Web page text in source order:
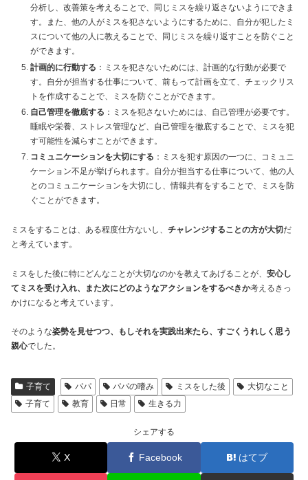
分析し、改善策を考えることで、同じミスを繰り返さないようにできま
す。また、他の人がミスを犯さないようにするために、自分が犯したミ
スについて他の人に教えることで、同じミスを繰り返すことを防ぐこと
ができます。
計画的に行動する ：ミスを犯さないためには、計画的な行動が必要で
す。自分が担当する仕事について、前もって計画を立て、チェックリス
トを作成することで、ミスを防ぐことができます。
自己管理を徹底する ：ミスを犯さないためには、自己管理が必要です。
睡眠や栄養、ストレス管理など、自己管理を徹底することで、ミスを犯
す可能性を減らすことができます。
コミュニケーションを大切にする ：ミスを犯す原因の一つに、コミュニ
ケーション不足が挙げられます。自分が担当する仕事について、他の人
とのコミュニケーションを大切にし、情報共有をすることで、ミスを防
ぐことができます。
ミスをすることは、ある程度仕方ないし、 チャレンジすることの方が大切だ
と考えています。
ミスをした後に特にどんなことが大切なのかを教えてあげることが、 安心し
てミスを受け入れ、また次にどのようなアクションをするべきか考えるきっ
かけになると考えています。
そのような姿勢を見せつつ、もしそれを実践出来たら、すごくうれしく思う
親心でした。
子育て パパ パパの嗜み ミスをした後
大切なこと
子育て
教育 日常 生きる力
シェアする
X Facebook はてブ